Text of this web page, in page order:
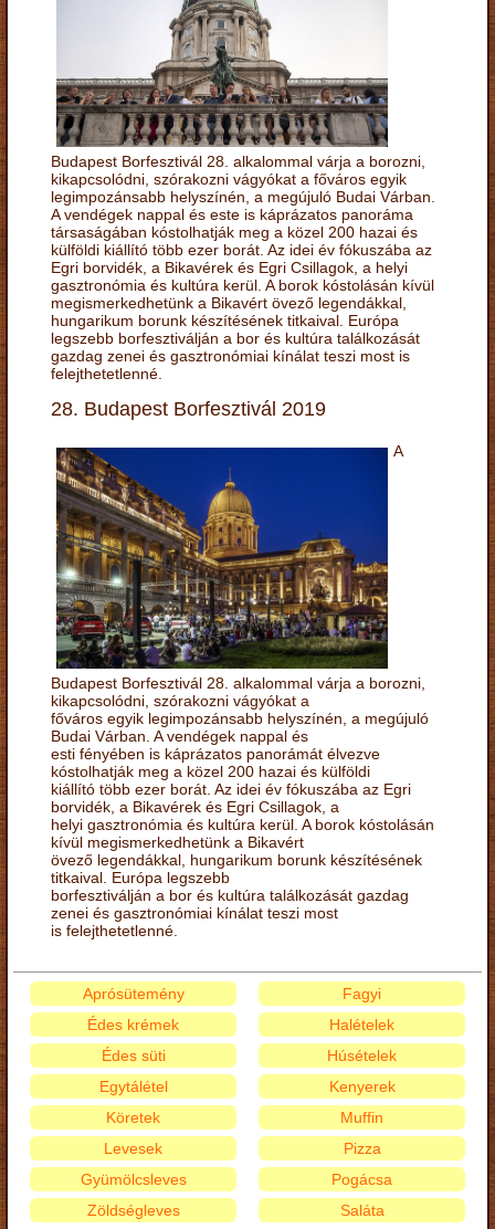
Budapest Borfesztivál 28. alkalommal várja a borozni,
kikapcsolódni, szórakozni vágyókat a főváros egyik
legimpozánsabb helyszínén, a megújuló Budai Várban.
A vendégek nappal és este is káprázatos panoráma
társaságában kóstolhatják meg a közel 200 hazai és
külföldi kiállító több ezer borát. Az idei év fókuszába az
Egri borvidék, a Bikavérek és Egri Csillagok, a helyi
gasztronómia és kultúra kerül. A borok kóstolásán kívül
megismerkedhetünk a Bikavért övező legendákkal,
hungarikum borunk készítésének titkaival. Európa
legszebb borfesztiválján a bor és kultúra találkozását
gazdag zenei és gasztronómiai kínálat teszi most is
felejthetetlenné.
28. Budapest Borfesztivál 2019
A
Budapest Borfesztivál 28. alkalommal várja a borozni,
kikapcsolódni, szórakozni vágyókat a
főváros egyik legimpozánsabb helyszínén, a megújuló
Budai Várban. A vendégek nappal és
esti fényében is káprázatos panorámát élvezve
kóstolhatják meg a közel 200 hazai és külföldi
kiállító több ezer borát. Az idei év fókuszába az Egri
borvidék, a Bikavérek és Egri Csillagok, a
helyi gasztronómia és kultúra kerül. A borok kóstolásán
kívül megismerkedhetünk a Bikavért
övező legendákkal, hungarikum borunk készítésének
titkaival. Európa legszebb
borfesztiválján a bor és kultúra találkozását gazdag
zenei és gasztronómiai kínálat teszi most
is felejthetetlenné.
Aprósütemény
Édes krémek
Édes süti
Egytálétel
Fagyi
Halételek
Húsételek
Kenyerek
Köretek
Levesek
Gyümölcsleves
Zöldségleves
Muffin
Pizza
Pogácsa
Saláta